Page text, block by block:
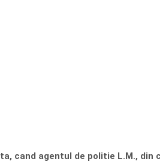
cand agentul de politie L.M.,